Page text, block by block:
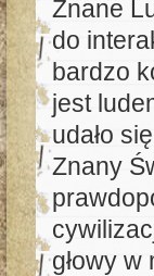
Znane
do
bardzo
jest
udało
Znany
głowy